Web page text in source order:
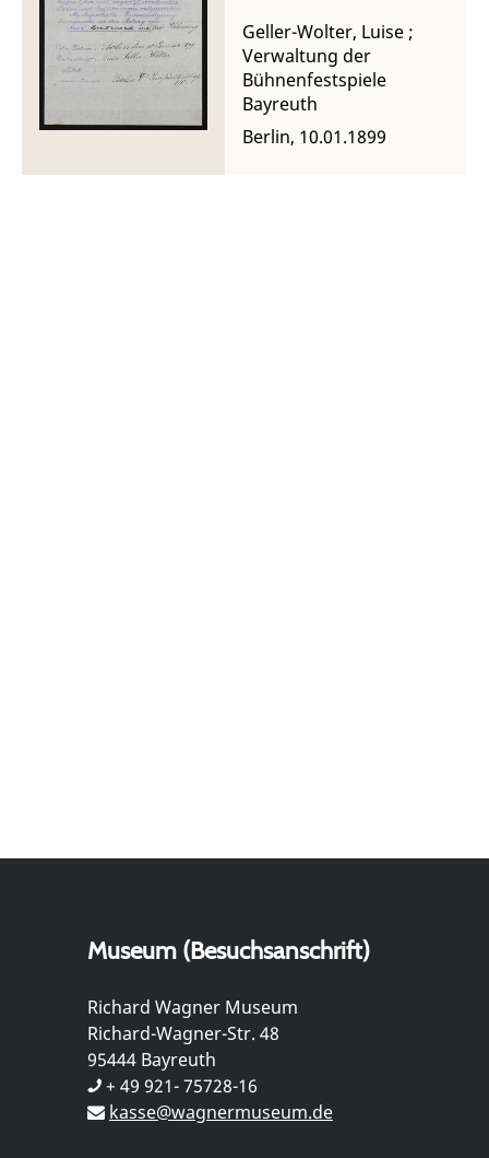
Bühnenfestspiele
Geller-Wolter, Luise ;
Verwaltung der
Bühnenfestspiele
Bayreuth
Berlin, 10.01.1899
Museum (Besuchsanschrift)
Richard Wagner Museum
Richard-Wagner-Str. 48
95444 Bayreuth
+ 49 921- 75728-16
kasse@wagnermuseum.de